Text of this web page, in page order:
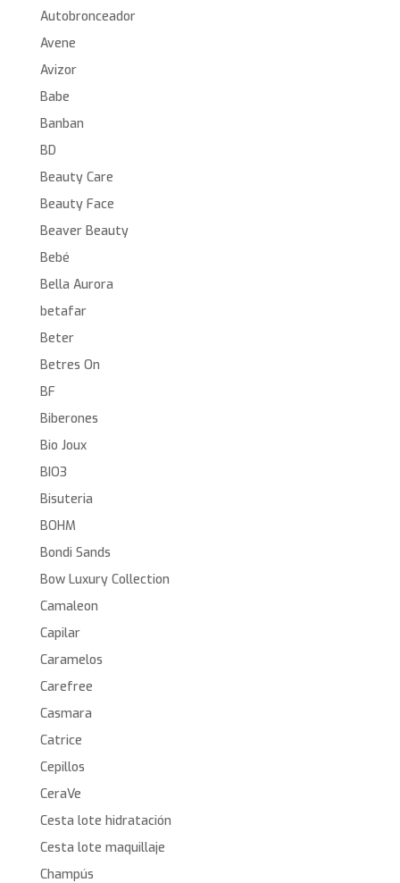
Autobronceador
Avene
Avizor
Babe
Banban
BD
Beauty Care
Beauty Face
Beaver Beauty
Bebé
Bella Aurora
betafar
Beter
Betres On
BF
Biberones
Bio Joux
BIO3
Bisuteria
BOHM
Bondi Sands
Bow Luxury Collection
Camaleon
Capilar
Caramelos
Carefree
Casmara
Catrice
Cepillos
CeraVe
Cesta lote hidratación
Cesta lote maquillaje
Champús